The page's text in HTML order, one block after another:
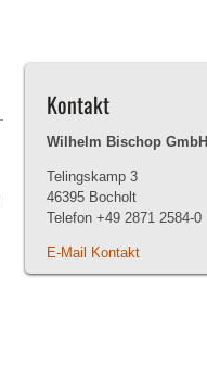
Kontakt
Wilhelm Bischop
Telingskamp 3
46395 Bocholt
Telefon +49 2871 2584-0
E-Mail Kontakt